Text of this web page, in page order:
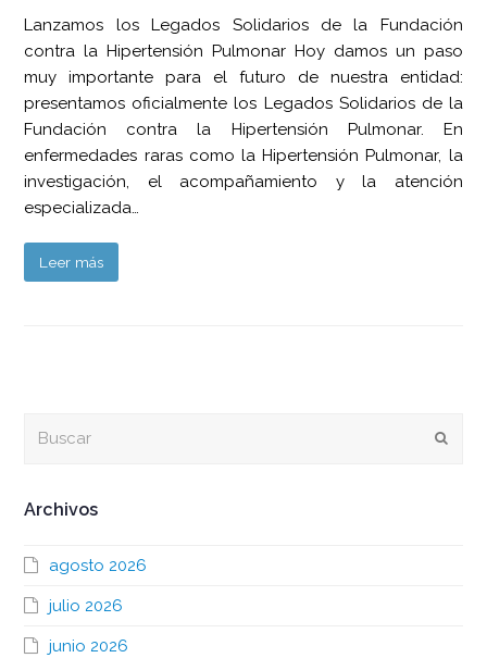
Lanzamos los Legados Solidarios de la Fundación
contra la Hipertensión Pulmonar Hoy damos un paso
muy importante para el futuro de nuestra entidad:
presentamos oficialmente los Legados Solidarios de la
Fundación contra la Hipertensión Pulmonar. En
enfermedades raras como la Hipertensión Pulmonar, la
investigación, el acompañamiento y la atención
especializada…
Leer más
Archivos
agosto 2026
julio 2026
junio 2026